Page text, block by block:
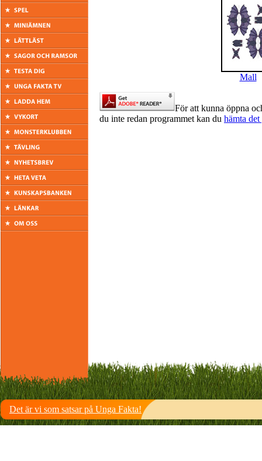
Mall
För att kunna öppna
du inte redan programmet kan du hämta det
Det är vi som satsar på Unga Fakta!